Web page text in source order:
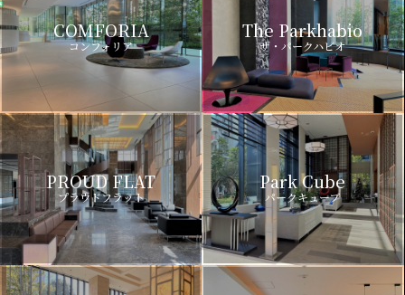
COMFORIA
コンフォリア
The Parkhabio
ザ・パークハビオ
PROUD FLAT
プラウドフラット
Park Cube
パークキューブ